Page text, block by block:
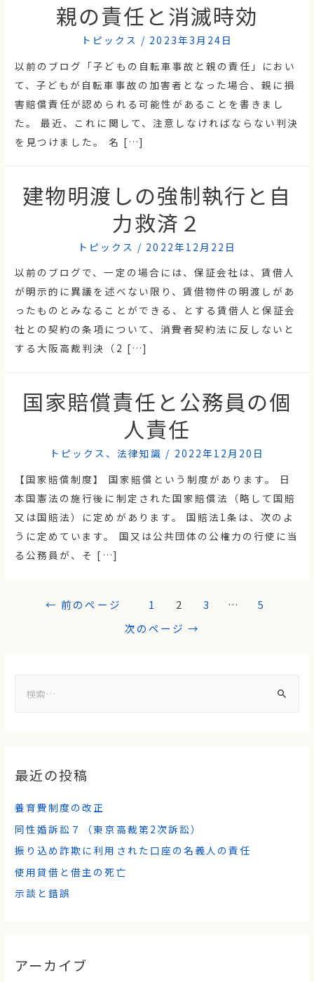
親の責任と消滅時効
トピックス / 2023年3月24日
以前のブログ「子どもの自転車事故と親の責任」におい
て、子どもが自転車事故の加害者となった場合、親に損
害賠償責任が認められる可能性があることを書きまし
た。 最近、これに関して、注意しなければならない判決
を見つけました。 名 […]
建物明渡しの強制執行と自
力救済２
トピックス / 2022年12月22日
以前のブログで、一定の場合には、保証会社は、賃借人
が明示的に異議を述べない限り、賃借物件の明渡しがあ
ったものとみなることができる、とする賃借人と保証会
社との契約の条項について、消費者契約法に反しないと
する大阪高裁判決（2 […]
国家賠償責任と公務員の個
人責任
トピックス 、法律知識 / 2022年12月20日
【国家賠償制度】 国家賠償という制度があります。 日
本国憲法の施行後に制定された国家賠償法（略して国賠
又は国賠法）に定めがあります。 国賠法1条は、次のよ
うに定めています。 国又は公共団体の公権力の行使に当
る公務員が、そ […]
← 前のページ 1 2 3 …
5
次のページ →
最近の投稿
養育費制度の改正
同性婚訴訟７（東京高裁第2次訴訟）
振り込め詐欺に利用された口座の名義人の責任
使用貸借と借主の死亡
示談と錯誤
アーカイブ